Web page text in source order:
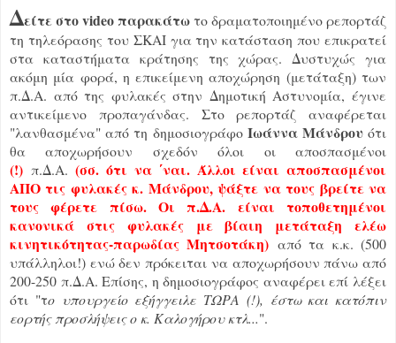
Δείτε στο video παρακάτωτο δραματοποιημένο ρεπορτάζ
τη τηλεόρασης του ΣΚΑΙ για την κατάσταση που επικρατεί
στα καταστήματα κράτησης της χώρας. Δυστυχώς για
ακόμη μία φορά, η επικείμενη αποχώρηση (μετάταξη) των
π.Δ.Α. από της φυλακές στην Δημοτική Αστυνομία, έγινε
αντικείμενο προπαγάνδας. Στο ρεπορτάζ αναφέρεται
"λανθασμένα" από τη δημοσιογράφο Ιωάννα Μάνδρουότι
θα αποχωρήσουν σχεδόν όλοι οι αποσπασμένοι
(!) π.Δ.Α.(σσ. ότι να ΄ναι. Άλλοι είναι αποσπασμένοι
ΑΠΟ τις φυλακές κ. Μάνδρου, ψάξτε να τους βρείτε να
τους φέρετε πίσω. Οι π.Δ.Α. είναι τοποθετημένοι
κανονικά στις φυλακές με βίαιη μετάταξη ελέω
κινητικότητας-παρωδίας Μητσοτάκη) από τα κ.κ. (500
υπάλληλοι!) ενώ δεν πρόκειται να αποχωρήσουν πάνω από
200-250 π.Δ.Α. Επίσης, η δημοσιογράφος αναφέρει επί λέξει
ότι "το υπουργείο εξήγγειλε ΤΩΡΑ (!), έστω και κατόπιν
εορτής προσλήψεις ο κ. Καλογήρου κτλ...".